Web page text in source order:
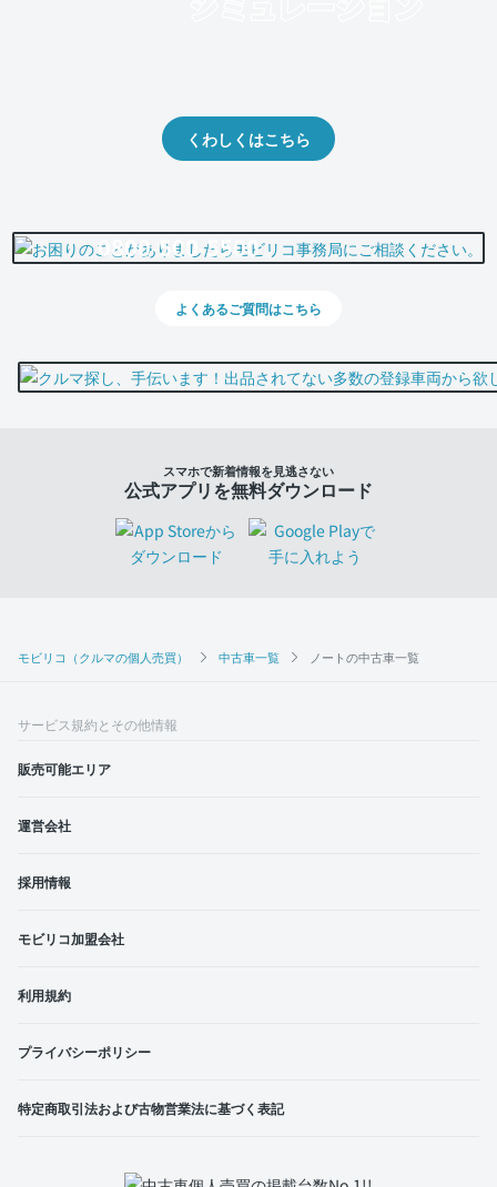
モビリコ（クルマの個人売買） 中古車一覧 ノートの中古車一覧
くわしくはこちら
0800-500-5500
よくあるご質問はこちら
スマホで新着情報を見逃さない
公式アプリを無料ダウンロード
サービス規約とその他情報
販売可能エリア
運営会社
採用情報
モビリコ加盟会社
利用規約
プライバシーポリシー
特定商取引法および古物営業法に基づく表記